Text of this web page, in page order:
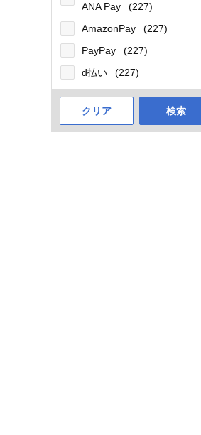
ANA Pay
(227)
AmazonPay
(227)
PayPay
(227)
d払い
(227)
クリア 検索